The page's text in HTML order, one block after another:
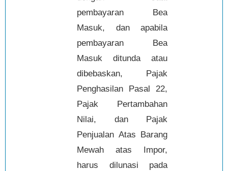
pembayaran Bea
Masuk, dan apabila
pembayaran Bea
Masuk ditunda atau
dibebaskan, Pajak
Penghasilan Pasal 22,
Pajak Pertambahan
Nilai, dan Pajak
Penjualan Atas Barang
Mewah atas Impor,
harus dilunasi pada